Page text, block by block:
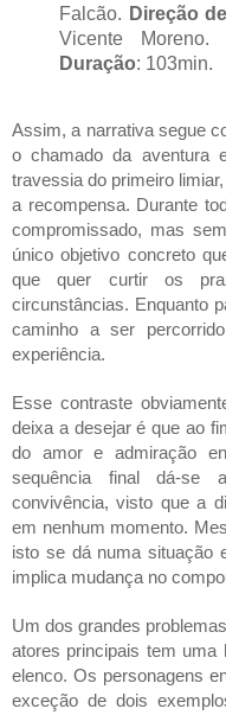
Falcão. Direção
Vicente Moreno.
Duração: 103min.
Assim, a narrativa segue
o chamado da aventura
travessia do primeiro
a recompensa. Durante
compromissado, mas
único objetivo concreto
que quer curtir os
circunstâncias. Enquanto
caminho a ser
experiência.
Esse contraste
deixa a desejar é que ao
do amor e admiração
sequência final dá-se
convivência, visto que a
em nenhum momento.
isto se dá numa situação
implica mudança no
Um dos grandes
atores principais tem uma
elenco. Os personagens
exceção de dois